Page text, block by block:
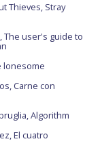
Thieves, Stray
The user's guide to
lonesome
Carne con
Algorithm
El cuatro